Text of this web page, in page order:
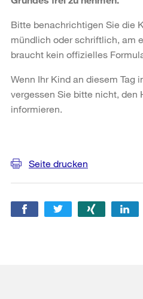
Bitte benachrichtigen Sie die
mündlich oder schriftlich, am
braucht kein offizielles
Wenn Ihr Kind an diesem Tag
vergessen Sie bitte nicht, den
informieren.
Seite drucken